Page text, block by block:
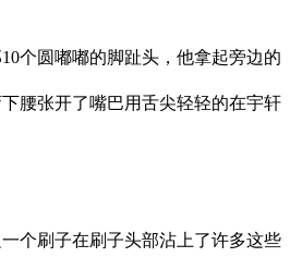
个圆嘟嘟的脚趾头，他拿起旁边的
腰张开了嘴巴用舌尖轻轻的在宇轩
个刷子在刷子头部沾上了许多这些